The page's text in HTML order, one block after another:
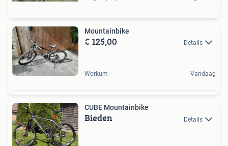
Mountainbike
€ 125,00 Details
Workum Vandaag
CUBE Mountainbike
Bieden Details